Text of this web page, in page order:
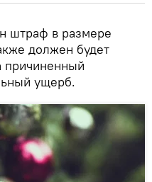
штраф в размере
должен будет
причиненный
ущерб.